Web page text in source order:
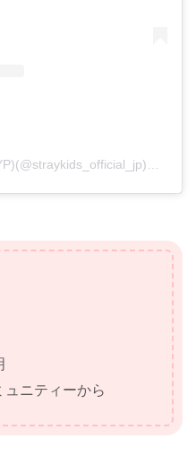
Stray Kids JAPAN OFFICIAL(JYP)(@straykids_official_jp)がシェアした投稿
ュニティーから